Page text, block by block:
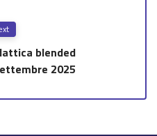
blended
2025